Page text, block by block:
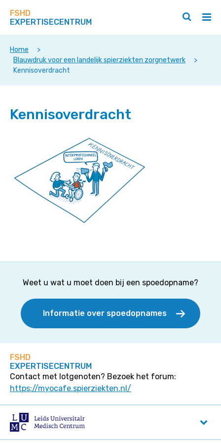
direct
op
deze
FSHD
EXPERTISECENTRUM
/
Zoeken
/
Home
>
Blauwdruk voor een landelijk spierziekten zorgnetwerk
>
Kennisoverdracht
Kennisoverdracht
Weet u wat u moet doen bij een spoedopname?
Informatie over spoedopnames
FSHD
EXPERTISECENTRUM
Contact met lotgenoten? Bezoek het forum:
https://myocafe.spierziekten.nl/